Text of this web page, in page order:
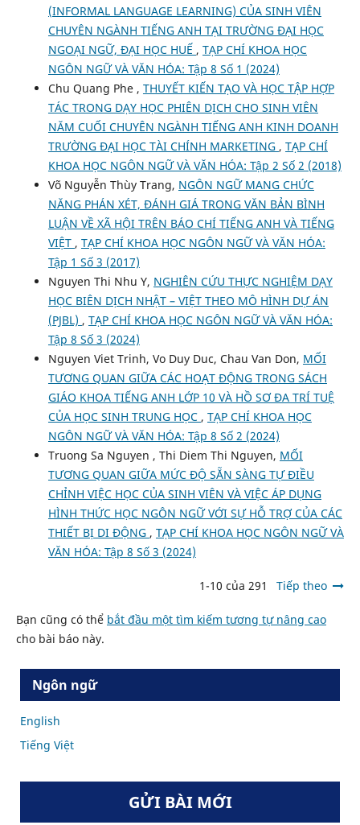
(INFORMAL LANGUAGE LEARNING) CỦA SINH VIÊN
CHUYÊN NGÀNH TIẾNG ANH TẠI TRƯỜNG ĐẠI HỌC
NGOẠI NGỮ, ĐẠI HỌC HUẾ , TẠP CHÍ KHOA HỌC
NGÔN NGỮ VÀ VĂN HÓA: Tập 8 Số 1 (2024)
Chu Quang Phe , THUYẾT KIẾN TẠO VÀ HỌC TẬP HỢP
TÁC TRONG DẠY HỌC PHIÊN DỊCH CHO SINH VIÊN
NĂM CUỐI CHUYÊN NGÀNH TIẾNG ANH KINH DOANH
TRƯỜNG ĐẠI HỌC TÀI CHÍNH MARKETING , TẠP CHÍ
KHOA HỌC NGÔN NGỮ VÀ VĂN HÓA: Tập 2 Số 2 (2018)
Võ Nguyễn Thùy Trang, NGÔN NGỮ MANG CHỨC
NĂNG PHÁN XÉT, ĐÁNH GIÁ TRONG VĂN BẢN BÌNH
LUẬN VỀ XÃ HỘI TRÊN BÁO CHÍ TIẾNG ANH VÀ TIẾNG
VIỆT , TẠP CHÍ KHOA HỌC NGÔN NGỮ VÀ VĂN HÓA:
Tập 1 Số 3 (2017)
Nguyen Thi Nhu Y, NGHIÊN CỨU THỰC NGHIỆM DẠY
HỌC BIÊN DỊCH NHẬT – VIỆT THEO MÔ HÌNH DỰ ÁN
(PJBL) , TẠP CHÍ KHOA HỌC NGÔN NGỮ VÀ VĂN HÓA:
Tập 8 Số 3 (2024)
Nguyen Viet Trinh, Vo Duy Duc, Chau Van Don, MỐI
TƯƠNG QUAN GIỮA CÁC HOẠT ĐỘNG TRONG SÁCH
GIÁO KHOA TIẾNG ANH LỚP 10 VÀ HỒ SƠ ĐA TRÍ TUỆ
CỦA HỌC SINH TRUNG HỌC , TẠP CHÍ KHOA HỌC
NGÔN NGỮ VÀ VĂN HÓA: Tập 8 Số 2 (2024)
Truong Sa Nguyen , Thi Diem Thi Nguyen, MỐI
TƯƠNG QUAN GIỮA MỨC ĐỘ SẴN SÀNG TỰ ĐIỀU
CHỈNH VIỆC HỌC CỦA SINH VIÊN VÀ VIỆC ÁP DỤNG
HÌNH THỨC HỌC NGÔN NGỮ VỚI SỰ HỖ TRỢ CỦA CÁC
THIẾT BỊ DI ĐỘNG , TẠP CHÍ KHOA HỌC NGÔN NGỮ VÀ
VĂN HÓA: Tập 8 Số 3 (2024)
1-10 của 291 Tiếp theo
Bạn cũng có thể bắt đầu một tìm kiếm tương tự nâng cao
cho bài báo này.
Ngôn ngữ
English
Tiếng Việt
GỬI BÀI MỚI